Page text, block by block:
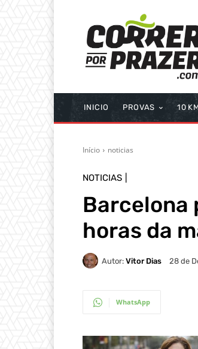
INICIO PROVAS 10
Início noticias
NOTICIAS
Barcelona
horas da
Autor: Vitor Dias 28 de
WhatsApp